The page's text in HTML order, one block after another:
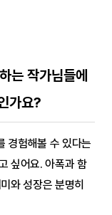
는 작가님들에
가요?
경험해볼 수 있다는
싶어요. 아폭과 함
와 성장은 분명히